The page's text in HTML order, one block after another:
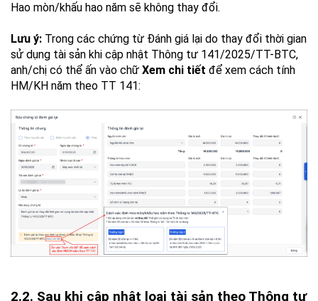
Hao mòn/khấu hao năm sẽ không thay đổi.
Lưu ý: Trong các chứng từ Đánh giá lại do thay đổi thời gian
sử dụng tài sản khi cập nhật Thông tư 141/2025/TT-BTC,
anh/chị có thể ấn vào chữ Xem chi tiết để xem cách tính
HM/KH năm theo TT 141:
2.2. Sau khi cập nhật loại tài sản theo Thông tư